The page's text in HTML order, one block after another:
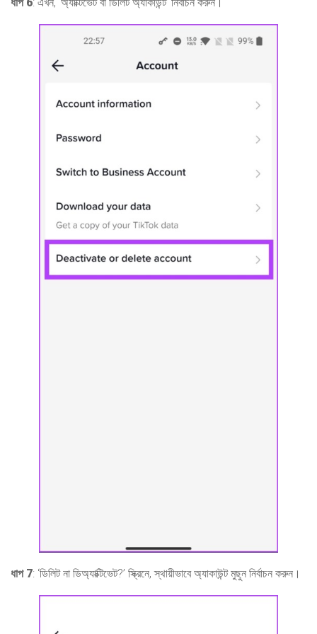
ধাপ 7: ‘ডিলিট না ডিঅ্যাক্টিভেট?’ স্ক্রিনে, স্থায়ীভাবে অ্যাকাউন্ট মুছুন নির্বাচন করুন।